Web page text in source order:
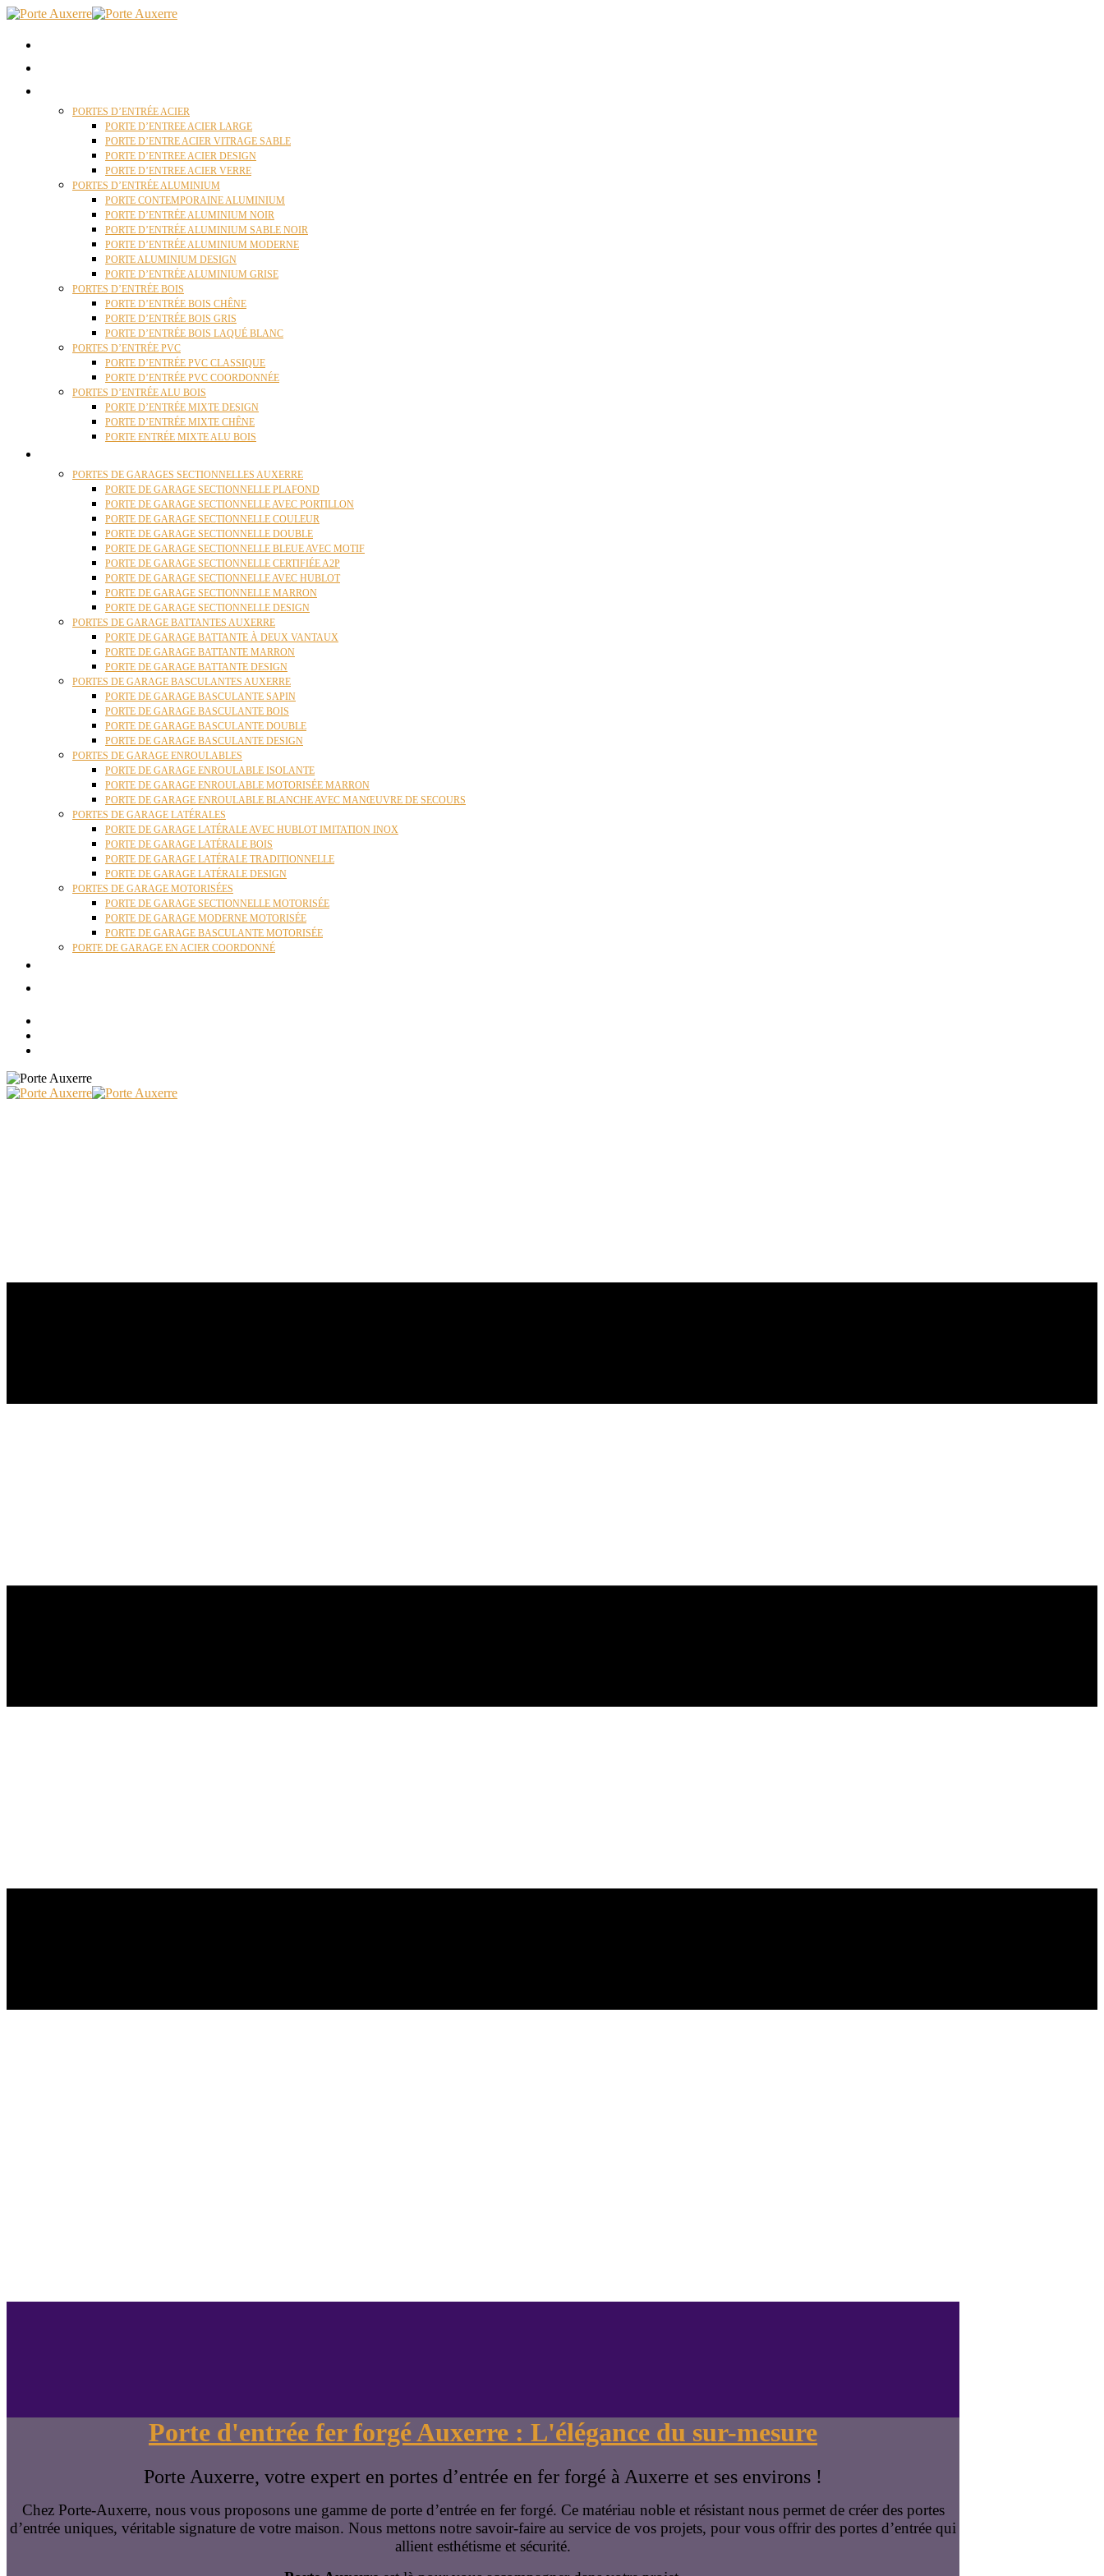
PORTES D’ENTRÉE ACIER
PORTE D’ENTREE ACIER LARGE
PORTE D’ENTRE ACIER VITRAGE SABLE
PORTE D’ENTREE ACIER DESIGN
PORTE D’ENTREE ACIER VERRE
PORTES D’ENTRÉE ALUMINIUM
PORTE CONTEMPORAINE ALUMINIUM
PORTE D’ENTRÉE ALUMINIUM NOIR
PORTE D’ENTRÉE ALUMINIUM SABLE NOIR
PORTE D’ENTRÉE ALUMINIUM MODERNE
PORTE ALUMINIUM DESIGN
PORTE D’ENTRÉE ALUMINIUM GRISE
PORTES D’ENTRÉE BOIS
PORTE D’ENTRÉE BOIS CHÊNE
PORTE D’ENTRÉE BOIS GRIS
PORTE D’ENTRÉE BOIS LAQUÉ BLANC
PORTES D’ENTRÉE PVC
PORTE D’ENTRÉE PVC CLASSIQUE
PORTE D’ENTRÉE PVC COORDONNÉE
PORTES D’ENTRÉE ALU BOIS
PORTE D’ENTRÉE MIXTE DESIGN
PORTE D’ENTRÉE MIXTE CHÊNE
PORTE ENTRÉE MIXTE ALU BOIS
PORTES DE GARAGES SECTIONNELLES AUXERRE
PORTE DE GARAGE SECTIONNELLE PLAFOND
PORTE DE GARAGE SECTIONNELLE AVEC PORTILLON
PORTE DE GARAGE SECTIONNELLE COULEUR
PORTE DE GARAGE SECTIONNELLE DOUBLE
PORTE DE GARAGE SECTIONNELLE BLEUE AVEC MOTIF
PORTE DE GARAGE SECTIONNELLE CERTIFIÉE A2P
PORTE DE GARAGE SECTIONNELLE AVEC HUBLOT
PORTE DE GARAGE SECTIONNELLE MARRON
PORTE DE GARAGE SECTIONNELLE DESIGN
PORTES DE GARAGE BATTANTES AUXERRE
PORTE DE GARAGE BATTANTE À DEUX VANTAUX
PORTE DE GARAGE BATTANTE MARRON
PORTE DE GARAGE BATTANTE DESIGN
PORTES DE GARAGE BASCULANTES AUXERRE
PORTE DE GARAGE BASCULANTE SAPIN
PORTE DE GARAGE BASCULANTE BOIS
PORTE DE GARAGE BASCULANTE DOUBLE
PORTE DE GARAGE BASCULANTE DESIGN
PORTES DE GARAGE ENROULABLES
PORTE DE GARAGE ENROULABLE ISOLANTE
PORTE DE GARAGE ENROULABLE MOTORISÉE MARRON
PORTE DE GARAGE ENROULABLE BLANCHE AVEC MANŒUVRE DE SECOURS
PORTES DE GARAGE LATÉRALES
PORTE DE GARAGE LATÉRALE AVEC HUBLOT IMITATION INOX
PORTE DE GARAGE LATÉRALE BOIS
PORTE DE GARAGE LATÉRALE TRADITIONNELLE
PORTE DE GARAGE LATÉRALE DESIGN
PORTES DE GARAGE MOTORISÉES
PORTE DE GARAGE SECTIONNELLE MOTORISÉE
PORTE DE GARAGE MODERNE MOTORISÉE
PORTE DE GARAGE BASCULANTE MOTORISÉE
PORTE DE GARAGE EN ACIER COORDONNÉ
Porte d'entrée fer forgé Auxerre : L'élégance du sur-mesure
Porte Auxerre, votre expert en portes d’entrée en fer forgé à Auxerre et ses environs !
Chez Porte-Auxerre, nous vous proposons une gamme de porte d’entrée en fer forgé. Ce matériau noble et résistant nous permet de créer des portes
d’entrée uniques, véritable signature de votre maison. Nous mettons notre savoir-faire au service de vos projets, pour vous offrir des portes d’entrée qui
allient esthétisme et sécurité.